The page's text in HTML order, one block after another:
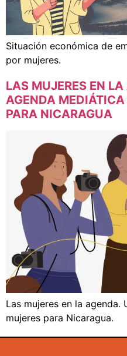
Situación económica de
por mujeres.
LAS MUJERES EN
AGENDA MEDIÁTICA
PARA NICARAGUA
Las mujeres en la
mujeres para Nicaragua.